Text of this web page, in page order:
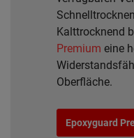
Kalttrocknend
Premium eine
Oberfläche.
Epoxyguard